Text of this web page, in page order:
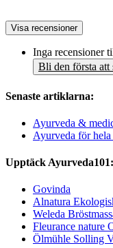
Visa recensioner
Inga recensioner
Bli den första att
Senaste artiklarna:
Ayurveda &
Ayurveda för
Upptäck Ayurveda101:
Govinda
Alnatura
Weleda
Fleurance nature
Ölmühle Solling